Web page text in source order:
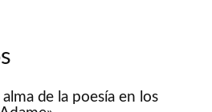
de la poesía en los